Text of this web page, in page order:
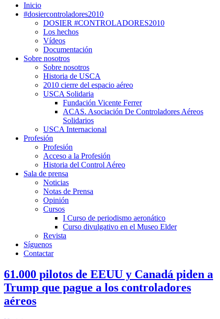
Inicio
#dosiercontroladores2010
DOSIER #CONTROLADORES2010
Los hechos
Vídeos
Documentación
Sobre nosotros
Sobre nosotros
Historia de USCA
2010 cierre del espacio aéreo
USCA Solidaria
Fundación Vicente Ferrer
ACAS. Asociación De Controladores Aéreos
Solidarios
USCA Internacional
Profesión
Profesión
Acceso a la Profesión
Historia del Control Aéreo
Sala de prensa
Noticias
Notas de Prensa
Opinión
Cursos
I Curso de periodismo aeronático
Curso divulgativo en el Museo Elder
Revista
Síguenos
Contactar
61.000 pilotos de EEUU y Canadá piden a
Trump que pague a los controladores
aéreos